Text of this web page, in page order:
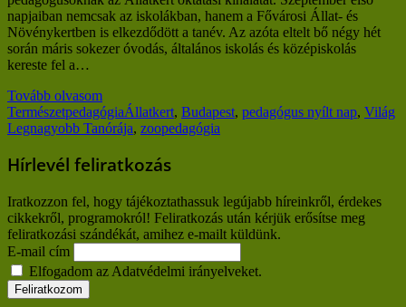
napjaiban nemcsak az iskolákban, hanem a Fővárosi Állat- és
Növénykertben is elkezdődött a tanév. Az azóta eltelt bő négy hét
során máris sokezer óvodás, általános iskolás és középiskolás
kereste fel a…
Tovább olvasom
TermészetpedagógiaÁllatkert, Budapest, pedagógus nyílt nap, Világ
Legnagyobb Tanórája, zoopedagógia
Hírlevél feliratkozás
Iratkozzon fel, hogy tájékoztathassuk legújabb híreinkről, érdekes
cikkekről, programokról! Feliratkozás után kérjük erősítse meg
feliratkozási szándékát, amihez e-mailt küldünk.
E-mail cím
Elfogadom az Adatvédelmi irányelveket.